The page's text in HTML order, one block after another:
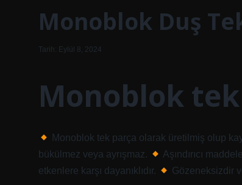
Monoblok Duş
Tarih: Eylül 8, 2024
Monoblok
Monoblok tek parça olarak üretilmiş olup
bükülmez veya ayrışmaz.
Aşındırıcı
etkenlere karşı dayanıklıdır.
Gözeneksizdir